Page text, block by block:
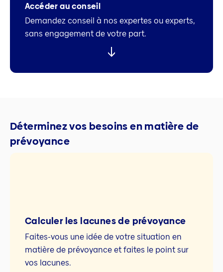
Accéder au conseil
Demandez conseil à nos expertes ou experts,
sans engagement de votre part.
Déterminez vos besoins en matière de
prévoyance
Calculer les lacunes de prévoyance
Faites-vous une idée de votre situation en
matière de prévoyance et faites le point sur
vos lacunes.